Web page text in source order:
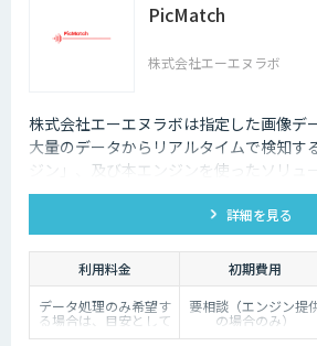
PicMatch
株式会社エーエヌラボ
株式会社エーエヌラボは指定した画像デ
大量のデータからリアルタイムで検知す
ジン」、及び本エンジンを使ったソリュ
『PicMatch』をご提供します。
詳細を見る
利用料金 初期費用
データ処理のみ希望す
る場合は、目安として
写真1枚あたり数円程
要相談（エンジン提
の場合のみ）